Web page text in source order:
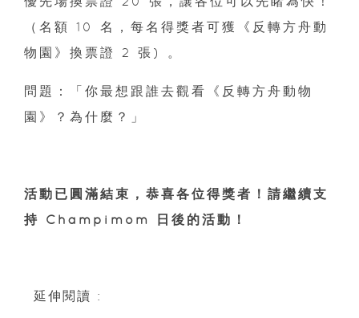
（名額 10 名，每名得獎者可獲《反轉方舟動
物園》換票證 2 張) 。
問題：「你最想跟誰去觀看《反轉方舟動物
園》？為什麼？」
活動已圓滿結束，恭喜各位得獎者！請繼續支
持 Champimom 日後的活動！
延伸閱讀 :